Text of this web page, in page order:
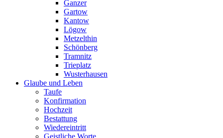
Ganzer
Gartow
Kantow
Lögow
Metzelthin
Schönberg
Tramnitz
Trieplatz
Wusterhausen
Glaube und Leben
Taufe
Konfirmation
Hochzeit
Bestattung
Wiedereintritt
Geistliche Worte